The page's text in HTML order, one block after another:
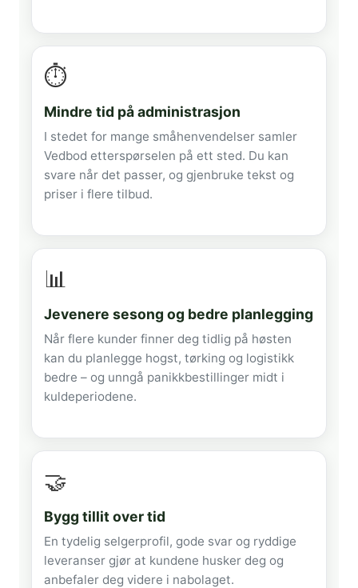
⏱️
Mindre tid på administrasjon
I stedet for mange småhenvendelser samler
Vedbod etterspørselen på ett sted. Du kan
svare når det passer, og gjenbruke tekst og
priser i flere tilbud.
📊
Jevenere sesong og bedre planlegging
Når flere kunder finner deg tidlig på høsten
kan du planlegge hogst, tørking og logistikk
bedre – og unngå panikkbestillinger midt i
kuldeperiodene.
🤝
Bygg tillit over tid
En tydelig selgerprofil, gode svar og ryddige
leveranser gjør at kundene husker deg og
anbefaler deg videre i nabolaget.